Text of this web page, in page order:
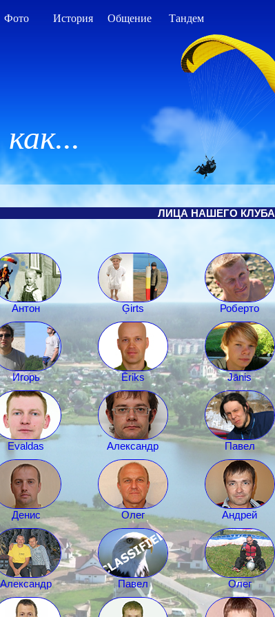
Фото История Общение Тандем
ЛИЦА НАШЕГО КЛУБА
Антон Ģirts Роберто
Игорь Ēriks Jānis
Evaldas Александр Павел
Денис Олег Андрей
Александр Павел Олег